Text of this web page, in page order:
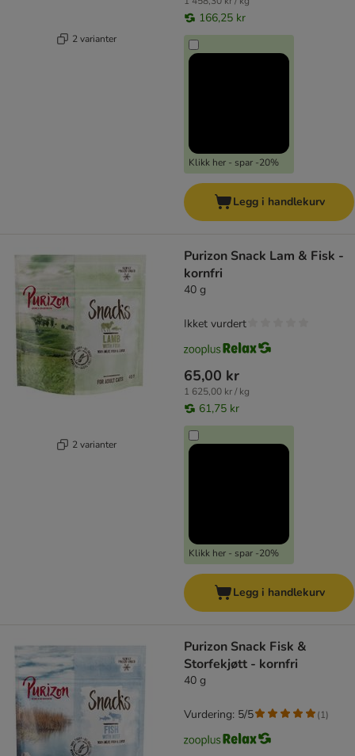
2 varianter
166,25 kr
Klikk her - spar -20%
Legg i handlekurv
2 varianter
Purizon Snack Lam & Fisk -
kornfri
40 g
65,00 kr
1 625,00 kr / kg
61,75 kr
Klikk her - spar -20%
Ikket vurdert
Legg i handlekurv
Purizon Snack Fisk &
Storfekjøtt - kornfri
40 g
Vurdering: 5/5 (1)